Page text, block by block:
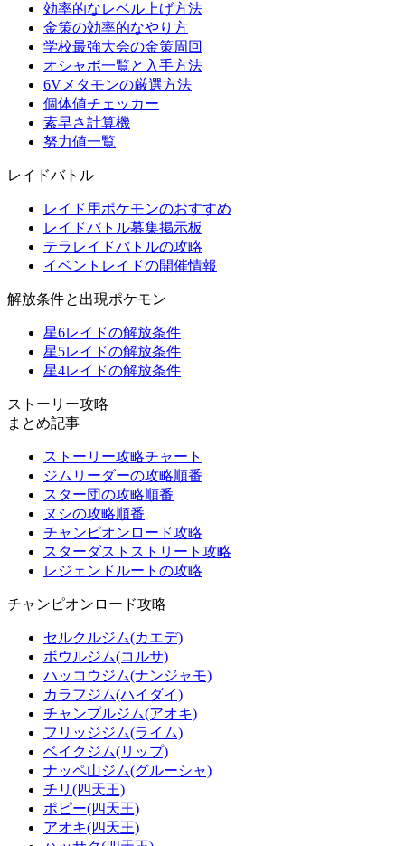
効率的なレベル上げ方法
金策の効率的なやり方
学校最強大会の金策周回
オシャボ一覧と入手方法
6Vメタモンの厳選方法
個体値チェッカー
素早さ計算機
努力値一覧
レイドバトル
レイド用ポケモンのおすすめ
レイドバトル募集掲示板
テラレイドバトルの攻略
イベントレイドの開催情報
解放条件と出現ポケモン
星6レイドの解放条件
星5レイドの解放条件
星4レイドの解放条件
ストーリー攻略
まとめ記事
ストーリー攻略チャート
ジムリーダーの攻略順番
スター団の攻略順番
ヌシの攻略順番
チャンピオンロード攻略
スターダストストリート攻略
レジェンドルートの攻略
チャンピオンロード攻略
セルクルジム(カエデ)
ボウルジム(コルサ)
ハッコウジム(ナンジャモ)
カラフジム(ハイダイ)
チャンプルジム(アオキ)
フリッジジム(ライム)
ベイクジム(リップ)
ナッペ山ジム(グルーシャ)
チリ(四天王)
ポピー(四天王)
アオキ(四天王)